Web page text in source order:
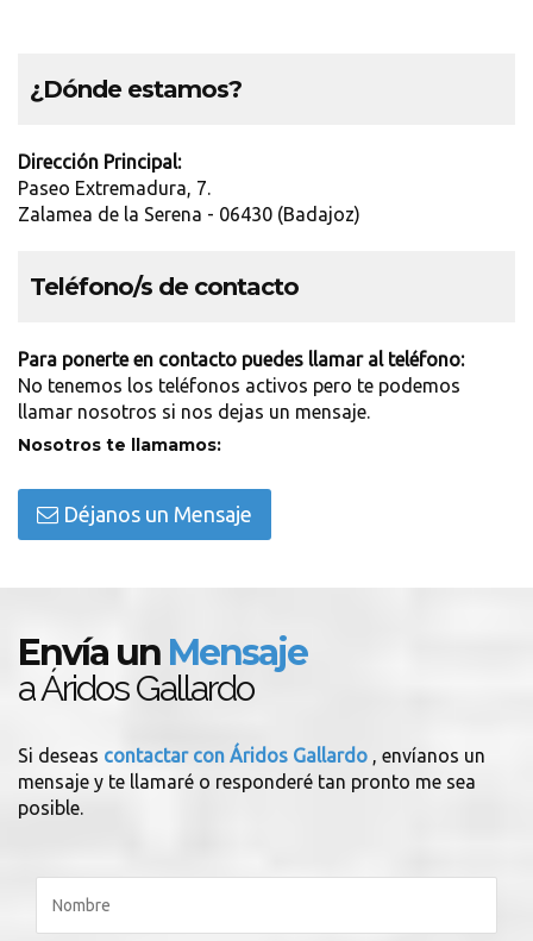
¿Dónde estamos?
Dirección Principal:
Paseo Extremadura, 7.
Zalamea de la Serena - 06430 (Badajoz)
Teléfono/s de contacto
Para ponerte en contacto puedes llamar al teléfono:
No tenemos los teléfonos activos pero te podemos
llamar nosotros si nos dejas un mensaje.
Nosotros te llamamos:
Déjanos un Mensaje
Envía un Mensaje
a Áridos Gallardo
Si deseas contactar con Áridos Gallardo , envíanos un
mensaje y te llamaré o responderé tan pronto me sea
posible.